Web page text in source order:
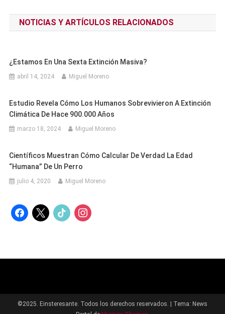
de
entradas
NOTICIAS Y ARTÍCULOS RELACIONADOS
¿Estamos En Una Sexta Extinción Masiva?
abril 14, 2024 Miguel Moreno
Estudio Revela Cómo Los Humanos Sobrevivieron A Extinción
Climática De Hace 900.000 Años
marzo 18, 2024 Miguel Moreno
Científicos Muestran Cómo Calcular De Verdad La Edad
“humana” De Un Perro
julio 4, 2020 Miguel Moreno
facebook
x tiktok instagram
©2025. Einsteresante. Todos los derechos reservados.
Tema: News